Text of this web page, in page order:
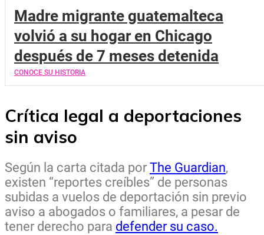
Madre migrante guatemalteca
volvió a su hogar en Chicago
después de 7 meses detenida
CONOCE SU HISTORIA
Crítica legal a deportaciones
sin aviso
Según la carta citada por The Guardian,
existen “reportes creíbles” de personas
subidas a vuelos de deportación sin previo
aviso a abogados o familiares, a pesar de
tener derecho para defender su caso.